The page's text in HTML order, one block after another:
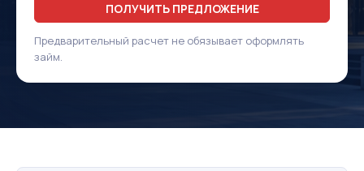
ПОЛУЧИТЬ ПРЕДЛОЖЕНИЕ
Предварительный расчет не обязывает оформлять
займ.